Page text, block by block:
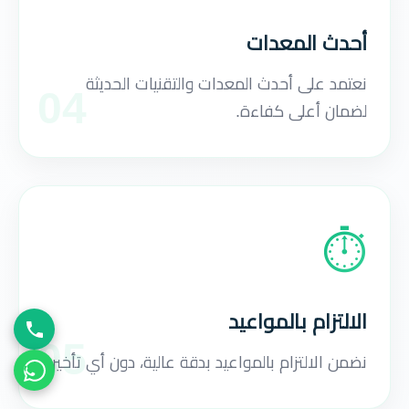
أحدث المعدات
نعتمد على أحدث المعدات والتقنيات الحديثة
لضمان أعلى كفاءة.
⏱️
الالتزام بالمواعيد
نضمن الالتزام بالمواعيد بدقة عالية، دون أي تأخير.
05